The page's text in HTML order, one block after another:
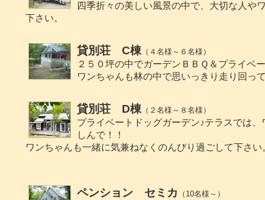
四季折々の美しい風景の中で、大切な人や
下さい。
貸別荘 C棟（４名様～６名様）
２５０坪の中でガーデンＢＢＱ＆プライベ
ワンちゃんも林の中で思いっきり走り回っ
貸別荘 D棟（２名様～８名様）
プライベートドッグガーデン♪テラスでは
しんで！！
ワンちゃんも一緒に気兼ねなくのんびり過ごして下さい
ペンション セミカ （10名様～）